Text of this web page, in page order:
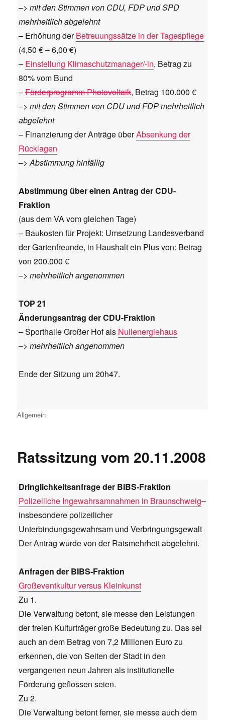
–> mit den Stimmen von CDU, FDP und SPD
mehrheitlich abgelehnt
– Erhöhung derBetreuungssätze in der Tagespflege
(4,50 € – 6,00 €)
– Einstellung Klimaschutzmanager/-in, Betrag zu
80% vom Bund
–Förderprogramm Photovoltaik, Betrag 100.000 €
–> mit den Stimmen von CDU und FDP mehrheitlich
abgelehnt
– Finanzierung der Anträge überAbsenkung der
Rücklagen
–>Abstimmung hinfällig
Abstimmung über einen Antrag der CDU-
Fraktion
(aus dem VA vom gleichen Tage)
– Baukosten für Projekt: Umsetzung Landesverband
der Gartenfreunde, in Haushalt ein Plus von: Betrag
von 200.000 €
–> mehrheitlich angenommen
TOP 21
Änderungsantrag der CDU-Fraktion
– Sporthalle Großer Hof als Nullenergiehaus
–> mehrheitlich angenommen
Ende der Sitzung um 20h47.
Kategorien
Allgemein
Ratssitzung vom 20.11.2008
Dringlichkeitsanfrage der BIBS-Fraktion
Polizeiliche Ingewahrsamnahmen in Braunschweig–
insbesondere polizeilicher
Unterbindungsgewahrsam und Verbringungsgewalt
Der Antrag wurde von der Ratsmehrheit abgelehnt.
Anfragen der BIBS-Fraktion
Großeventkultur versus Kleinkunst
Zu 1.
Die Verwaltung betont, sie messe den Leistungen
der freien Kulturträger große Bedeutung zu. Das sei
auch an dem Betrag von 7,2 Millionen Euro zu
erkennen, die von Seiten der Stadt in den
vergangenen neun Jahren als institutionelle
Förderung geflossen seien.
Zu 2.
Die Verwaltung betont ferner, sie messe auch dem